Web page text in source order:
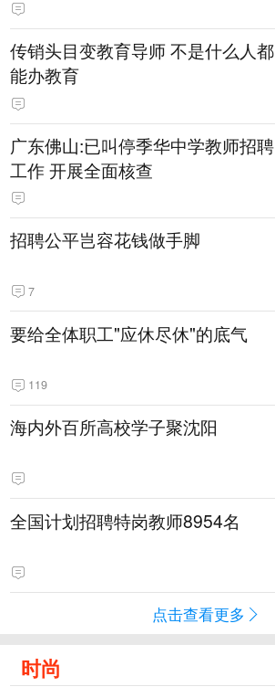
传销头目变教育导师 不是什么人都
能办教育
广东佛山:已叫停季华中学教师招聘
工作 开展全面核查
招聘公平岂容花钱做手脚
7
要给全体职工"应休尽休"的底气
119
海内外百所高校学子聚沈阳
全国计划招聘特岗教师8954名
点击查看更多
时尚